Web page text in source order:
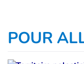
POUR